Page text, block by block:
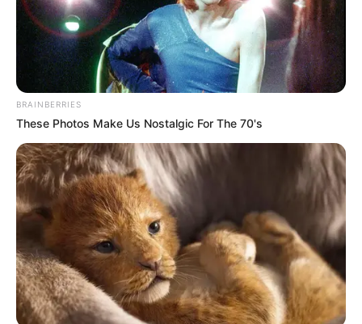
8. Tökéletesen nyírt fa Sevillában.